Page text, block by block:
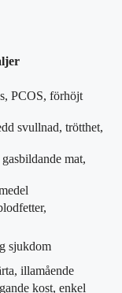
PCOS, förhöjt
svullnad, trötthet,
mat,
sjukdom
illamående
kost, enkel